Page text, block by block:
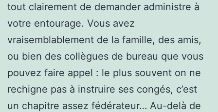
tout clairement de demander administre à
votre entourage. Vous avez
vraisemblablement de la famille, des amis,
ou bien des collègues de bureau que vous
pouvez faire appel : le plus souvent on ne
rechigne pas à instruire ses congés, c’est
un chapitre assez fédérateur… Au-delà de